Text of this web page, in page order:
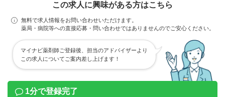
この求人に興味がある方はこちら
無料で求人情報をお問い合わせいただけます。
薬局・病院等への直接応募・問い合わせではありませんのでご安心ください。
マイナビ薬剤師ご登録後、担当のアドバイザーより
この求人についてご案内差し上げます！
1分で登録完了